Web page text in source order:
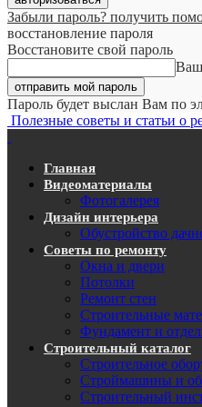
Забыли пароль? получить
восстановление пароля
Восстановите свой пароль
Ваш
Пароль будет выслан Вам по
Полезные советы и статьи о
Главная
Видеоматериалы
Фотогалерея
Дизайн интерьера
Обустройство
Советы по ремонту
Окна и двери
Потолки
Ремонт стен
Строительные
Фундамент и
Строительный каталог
Строительное
Строймашины и
Строительный